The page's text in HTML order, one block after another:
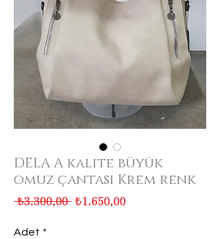
DELA A kalite büyük
omuz çantası Krem renk
₺3.300,00 Normal
₺1.650,00İndirimli
Adet *